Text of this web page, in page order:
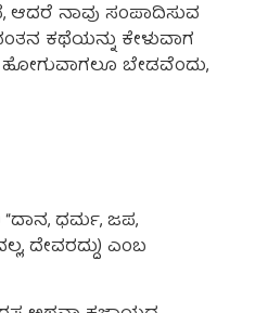
ಆದರೆ ನಾವು ಸಂಪಾದಿಸುವ
ಕಥೆಯನ್ನು ಕೇಳುವಾಗ
ಬೇಡವೆಂದು,
ಧರ್ಮ, ಜಪ,
ದೇವರದ್ದು) ಎಂಬ